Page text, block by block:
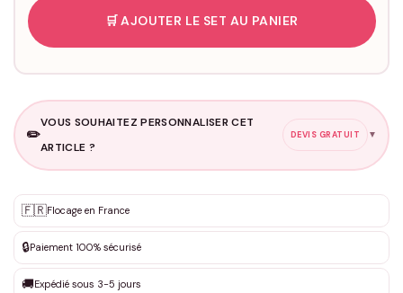
🛒 AJOUTER LE SET AU PANIER
✏️
VOUS SOUHAITEZ PERSONNALISER CET
ARTICLE ?
DEVIS GRATUIT ▼
✨ Personnalisation sur mesure
DEVIS GRATUIT · Personnalisation de 3 à 10€ selon la demande
Que souhaitez-vous ?*
🇫🇷Flocage en France
🔒Paiement 100% sécurisé
🚚Expédié sous 3-5 jours